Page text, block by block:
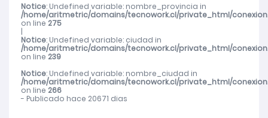
Notice: Undefined variable: nombre_provincia in
/home/aritmetric/domains/tecnowork.cl/private_html/
on line 275
|
Notice: Undefined variable: ciudad in
/home/aritmetric/domains/tecnowork.cl/private_html/
on line 239
Notice: Undefined variable: nombre_ciudad in
/home/aritmetric/domains/tecnowork.cl/private_html/
on line 266
- Publicado hace 20671 dias